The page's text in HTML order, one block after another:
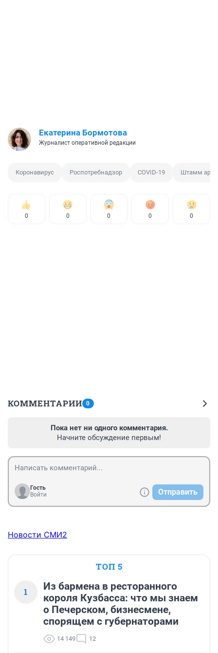
Екатерина Бормотова
Журналист оперативной редакции
Коронавирус Роспотребнадзор COVID-19 Штамм
0 0 0 0 0
КОММЕНТАРИИ 0
Пока нет ни одного комментария.
Начните обсуждение первым!
Гость
Войти
Отправить
Новости СМИ2
ТОП 5
1
Из бармена в ресторанного
короля Кузбасса: что мы знаем
о Печерском, бизнесмене,
спорящем с губернаторами
14 149 12